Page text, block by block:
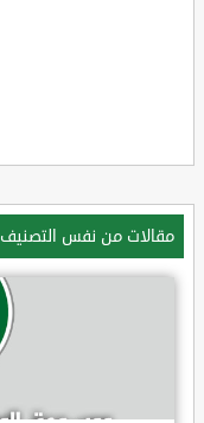
مقالات من نفس التصنيف